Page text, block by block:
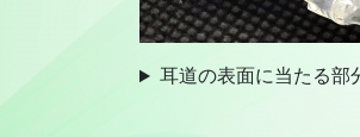
耳道の表面に当たる部